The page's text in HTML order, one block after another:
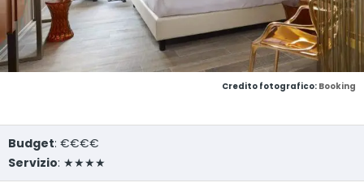
Credito fotografico: Booking
Budget: €€€€
Servizio: ★★★★